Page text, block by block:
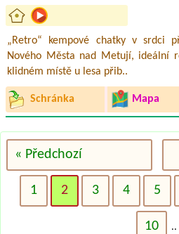
„Retro“ kempové chatky v srdci
Nového Města nad Metují, ideální
klidném místě u lesa přib..
Schránka Mapa
« Předchozí
1 2 3 4 5
10 ..